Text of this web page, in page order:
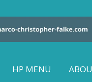
HP MENÜ